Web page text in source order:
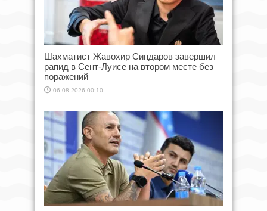
Шахматист Жавохир Синдаров завершил
рапид в Сент-Луисе на втором месте без
поражений
06.08.2026 00:10